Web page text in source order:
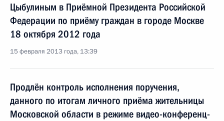
Цыбулиным в Приёмной Президента Российской
Федерации по приёму граждан в городе Москве
18 октября 2012 года
15 февраля 2013 года, 13:39
Продлён контроль исполнения поручения,
данного по итогам личного приёма жительницы
Московской области в режиме видео-конференц-